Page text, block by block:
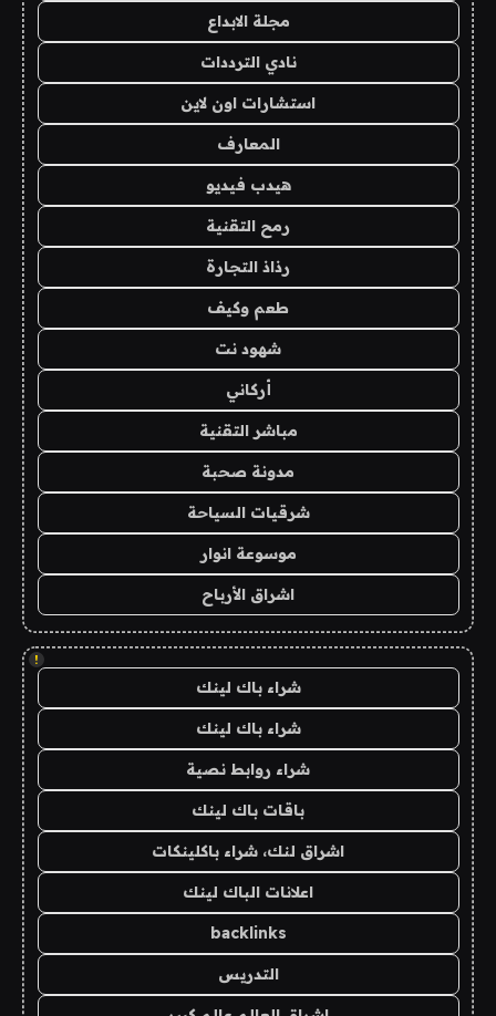
مجلة الابداع
نادي الترددات
استشارات اون لاين
المعارف
هيدب فيديو
رمح التقنية
رذاذ التجارة
طعم وكيف
شهود نت
أركاني
مباشر التقنية
مدونة صحبة
شرقيات السياحة
موسوعة انوار
اشراق الأرباح
!
شراء باك لينك
شراء باك لينك
شراء روابط نصية
باقات باك لينك
اشراق لنك، شراء باكلينكات
اعلانات الباك لينك
backlinks
التدريس